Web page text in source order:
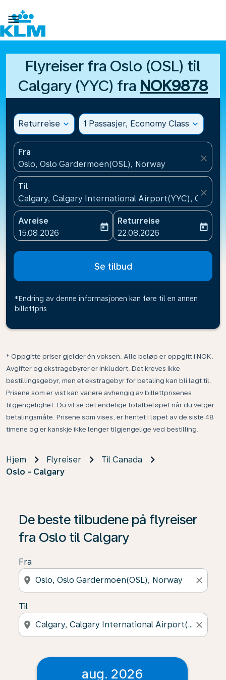

Flyreiser fra Oslo (OSL) til
Calgary (YYC) fra NOK9878
Returreise expand_more 1 Passasjer, Economy Class expand_more
Fra
Oslo, Oslo Gardermoen(OSL), Norway
close
Til
Calgary, Calgary International Airport(YYC), Canada
close
Avreise
fc-booking-departure-date-aria-label
15.08.2026
today
Returreise
fc-booking-return-date-
22.08.2026
today
Se tilbud
*Endring av denne informasjonen kan føre til en annen
billettpris
* Oppgitte priser gjelder én voksen. Alle beløp er oppgitt i NOK.
Avgifter og ekstragebyrer er inkludert. Det kreves ikke
bestillingsgebyr, men et ekstragebyr for betaling kan bli lagt til.
Prisene som er vist kan variere avhengig av billettprisenes
tilgjengelighet. Du vil se det endelige totalbeløpet når du velger
betalingsmåte. Prisene som vises, er hentet i løpet av de siste 48
timene og er kanskje ikke lenger tilgjengelige ved bestilling.
Hjem Flyreiser
Til Canada
Oslo - Calgary
De beste tilbudene på flyreiser
fra Oslo til Calgary
Fra
location_on close
Til
location_on close
aug. 2026